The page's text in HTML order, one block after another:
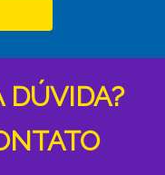
DÚVIDA?